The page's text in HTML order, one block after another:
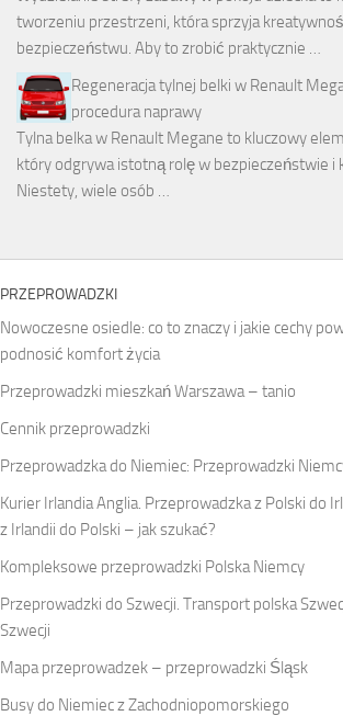
tworzeniu przestrzeni, która sprzyja
bezpieczeństwu. Aby to zrobić praktycznie …
Regeneracja tylnej belki w Renault
procedura naprawy
Tylna belka w Renault Megane to kluczowy
który odgrywa istotną rolę w bezpieczeństwie i
Niestety, wiele osób …
PRZEPROWADZKI
Nowoczesne osiedle: co to znaczy i jakie cechy
podnosić komfort życia
Przeprowadzki mieszkań Warszawa – tanio
Cennik przeprowadzki
Przeprowadzka do Niemiec: Przeprowadzki
Kurier Irlandia Anglia. Przeprowadzka z Polski do
z Irlandii do Polski – jak szukać?
Kompleksowe przeprowadzki Polska Niemcy
Przeprowadzki do Szwecji. Transport polska
Szwecji
Mapa przeprowadzek – przeprowadzki Śląsk
Busy do Niemiec z Zachodniopomorskiego